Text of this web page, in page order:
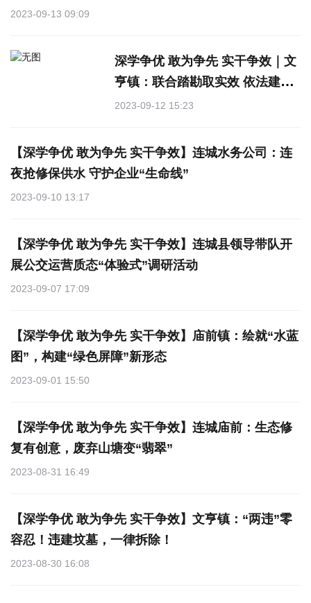
2023-09-13 09:09
深学争优 敢为争先 实干争效｜文
亨镇：联合踏勘取实效 依法建房
要保障
2023-09-12 15:23
【深学争优 敢为争先 实干争效】连城水务公司：连
夜抢修保供水 守护企业“生命线”
2023-09-10 13:17
【深学争优 敢为争先 实干争效】连城县领导带队开
展公交运营质态“体验式”调研活动
2023-09-07 17:09
【深学争优 敢为争先 实干争效】庙前镇：绘就“水蓝
图”，构建“绿色屏障”新形态
2023-09-01 15:50
【深学争优 敢为争先 实干争效】连城庙前：生态修
复有创意，废弃山塘变“翡翠”
2023-08-31 16:49
【深学争优 敢为争先 实干争效】文亨镇：​“两违”零
容忍！违建坟墓，一律拆除！
2023-08-30 16:08